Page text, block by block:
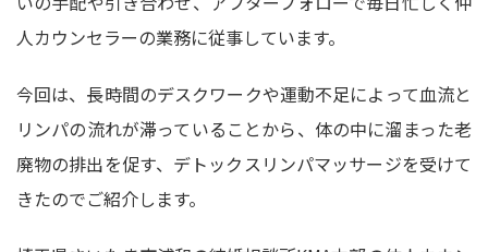
人カウンセラーの業務に従事しています。
今回は、長時間のデスクワークや運動不足によって血流と
リンパの流れが滞っていることから、体の中に溜まった老
廃物の排出を促す、デトックスリンパマッサージを受けて
きたのでご紹介します。